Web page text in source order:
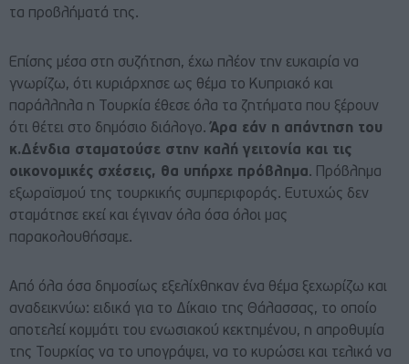
τα προβλήματά της.
Επίσης μέσα στη συζήτηση, έχω πλέον την ευκαιρία να
γνωρίζω, ότι κυριάρχησε ως θέμα το Κυπριακό και
παράλληλα η Τουρκία έθεσε όλα τα ζητήματα που ξέρουν
ότι θέτει στο δημόσιο διάλογο.Άρα εάν η απάντηση του
κ.Δένδια σταματούσε στην καλή γειτονία και τις
οικονομικές σχέσεις, θα υπήρχε πρόβλημα. Πρόβλημα
εξωραϊσμού της τουρκικής συμπεριφοράς. Ευτυχώς δεν
σταμάτησε εκεί και έγιναν όλα όσα όλοι μας
παρακολουθήσαμε.
Από όλα όσα δημοσίως εξελίχθηκαν ένα θέμα ξεχωρίζω και
αναδεικνύω: ειδικά για το Δίκαιο της Θάλασσας, το οποίο
αποτελεί κομμάτι του ενωσιακού κεκτημένου, η απροθυμία
της Τουρκίας να το υπογράψει, να το κυρώσει και τελικά να